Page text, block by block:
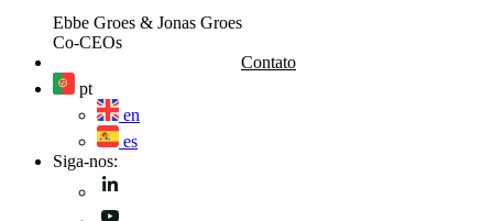
Ebbe Groes & Jonas Groes
Co-CEOs
Contato
pt
en
es
Siga-nos: